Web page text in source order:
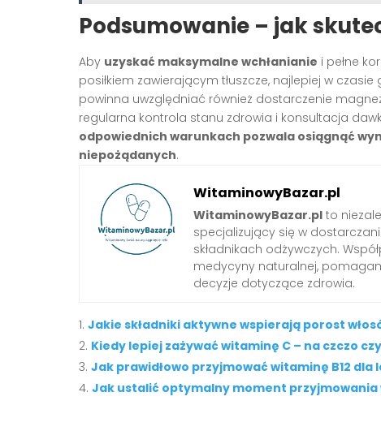
Podsumowanie – jak
Aby uzyskać maksymalne wchłanianie i pełne
posiłkiem zawierającym tłuszcze, najlepiej w
powinna uwzględniać również dostarczenie
regularna kontrola stanu zdrowia i konsultacja
odpowiednich warunkach pozwala osiągnąć
niepożądanych.
WitaminowyBazar.pl
WitaminowyBazar.pl to
specjalizujący się w
składnikach odżywczych.
medycyny naturalnej,
decyzje dotyczące zdrowia.
Jakie składniki aktywne wspierają porost
Kiedy lepiej zażywać witaminę C – na czczo
Jak prawidłowo przyjmować witaminę B12 dla
Jak ustalić optymalny moment przyjmowania